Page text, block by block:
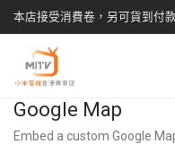
本店接受消費卷，另可貨到付
Google Map
Embed a custom Google